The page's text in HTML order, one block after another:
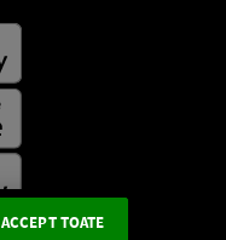
ACCEPT TOATE